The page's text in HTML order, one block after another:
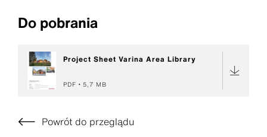
Do pobrania
Project Sheet Varina Area Library
PDF 5,7 MB
Powrót do przeglądu